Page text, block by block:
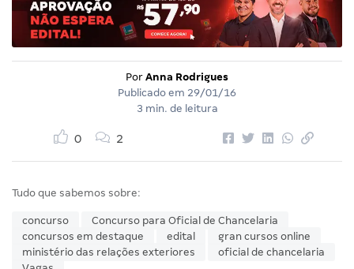
Por Anna Rodrigues
Publicado em 29/01/16
3 min. de leitura
0 2
Tudo que sabemos sobre:
concurso
Concurso para Oficial de Chancelaria
concursos em destaque
edital
gran cursos online
ministério das relações exteriores
oficial de chancelaria